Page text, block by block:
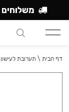
דף הבית \ תערובת לעישון
משלוחים